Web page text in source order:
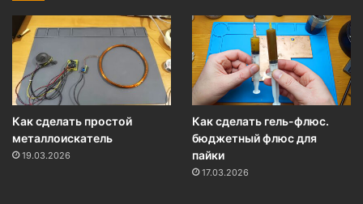
Как сделать простой
металлоискатель
19.03.2026
Как сделать гель-флюс.
бюджетный флюс для
пайки
17.03.2026